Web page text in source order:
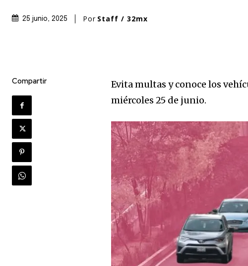
25 junio, 2025 Por Staff / 32mx
Compartir
Evita multas y conoce los
miércoles 25 de junio.